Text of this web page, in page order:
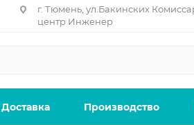
г. Тюмень, ул.Бакинских
центр Инженер
Доставка Производство